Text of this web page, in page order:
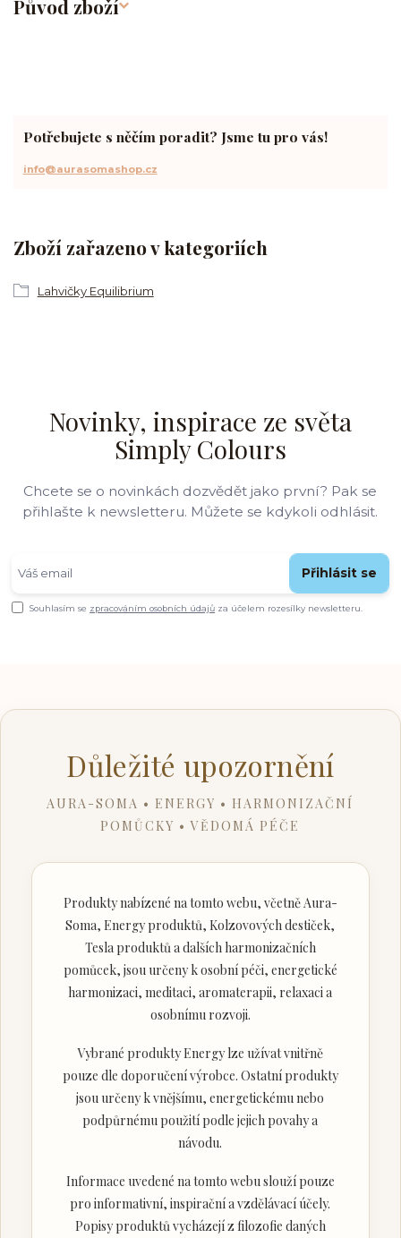
Původ zboží
Zboží zařazeno v kategoriích
Lahvičky Equilibrium
Potřebujete s něčím poradit? Jsme tu pro vás!
info@aurasomashop.cz
Novinky, inspirace ze světa
Simply Colours
Chcete se o novinkách dozvědět jako první? Pak se
přihlašte k newsletteru. Můžete se kdykoli odhlásit.
Přihlásit se
Souhlasím se zpracováním osobních údajů za účelem rozesílky newsletteru.
Důležité upozornění
AURA-SOMA • ENERGY • HARMONIZAČNÍ
POMŮCKY • VĚDOMÁ PÉČE
Produkty nabízené na tomto webu, včetně Aura-
Soma, Energy produktů, Kolzovových destiček,
Tesla produktů a dalších harmonizačních
pomůcek, jsou určeny k osobní péči, energetické
harmonizaci, meditaci, aromaterapii, relaxaci a
osobnímu rozvoji.
Vybrané produkty Energy lze užívat vnitřně
pouze dle doporučení výrobce. Ostatní produkty
jsou určeny k vnějšímu, energetickému nebo
podpůrnému použití podle jejich povahy a
návodu.
Informace uvedené na tomto webu slouží pouze
pro informativní, inspirační a vzdělávací účely.
Popisy produktů vycházejí z filozofie daných